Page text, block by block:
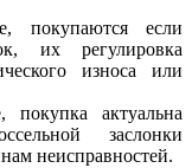
покупаются если
их регулировка
износа или
покупка актуальна
заслонки
неисправностей.